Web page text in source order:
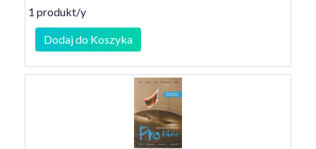
1 produkt/y
Dodaj do Koszyka